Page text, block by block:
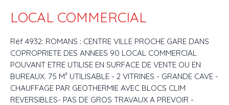
LOCAL COMMERCIAL
Réf 4932: ROMANS : CENTRE VILLE PROCHE GARE DANS
COPROPRIETE DES ANNEES 90 LOCAL COMMERCIAL
POUVANT ETRE UTILISE EN SURFACE DE VENTE OU EN
BUREAUX. 75 M² UTILISABLE - 2 VITRINES - GRANDE CAVE -
CHAUFFAGE PAR GEOTHERMIE AVEC BLOCS CLIM
REVERSIBLES- PAS DE GROS TRAVAUX A PREVOIR -